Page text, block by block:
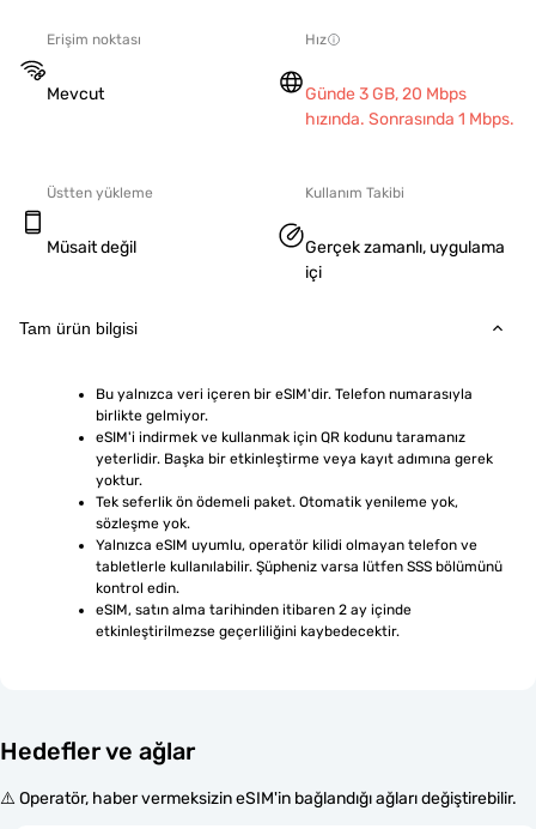
Erişim noktası
Mevcut
Hız
Günde 3 GB, 20 Mbps
hızında. Sonrasında 1 Mbps.
Üstten yükleme
Müsait değil
Kullanım Takibi
Gerçek zamanlı, uygulama
içi
Tam ürün bilgisi
Bu yalnızca veri içeren bir eSIM'dir. Telefon numarasıyla
birlikte gelmiyor.
eSIM'i indirmek ve kullanmak için QR kodunu taramanız
yeterlidir. Başka bir etkinleştirme veya kayıt adımına gerek
yoktur.
Tek seferlik ön ödemeli paket. Otomatik yenileme yok,
sözleşme yok.
Yalnızca eSIM uyumlu, operatör kilidi olmayan telefon ve
tabletlerle kullanılabilir. Şüpheniz varsa lütfen SSS bölümünü
kontrol edin.
eSIM, satın alma tarihinden itibaren 2 ay içinde
etkinleştirilmezse geçerliliğini kaybedecektir.
Hedefler ve ağlar
⚠️ Operatör, haber vermeksizin eSIM'in bağlandığı ağları değiştirebilir.